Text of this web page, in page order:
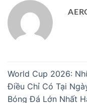
World Cup 2026:
Điều Chỉ Có Tại
Bóng Đá Lớn Nhất